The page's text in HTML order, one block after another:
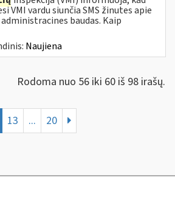
VMI vardu siunčia SMS žinutes apie
baudas. Kaip
Naujiena
Rodoma nuo 56 iki 60 iš 98 irašų.
13 ... 20